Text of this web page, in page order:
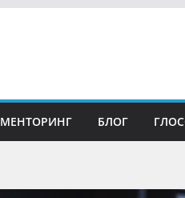
МЕНТОРИНГ БЛОГ